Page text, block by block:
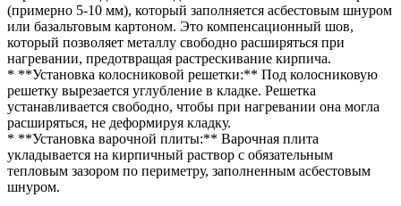
(примерно 5-10 мм), который заполняется асбестовым шнуром
или базальтовым картоном. Это компенсационный шов,
который позволяет металлу свободно расширяться при
нагревании, предотвращая растрескивание кирпича.
* **Установка колосниковой решетки:** Под колосниковую
решетку вырезается углубление в кладке. Решетка
устанавливается свободно, чтобы при нагревании она могла
расширяться, не деформируя кладку.
* **Установка варочной плиты:** Варочная плита
укладывается на кирпичный раствор с обязательным
тепловым зазором по периметру, заполненным асбестовым
шнуром.